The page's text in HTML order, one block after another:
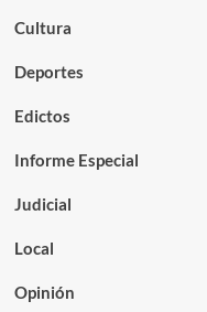
Cultura
Deportes
Edictos
Informe Especial
Judicial
Local
Opinión